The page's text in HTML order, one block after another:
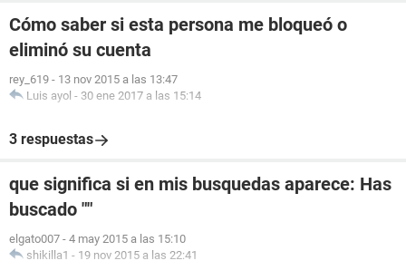
Cómo saber si esta persona me bloqueó o
eliminó su cuenta
rey_619 - 13 nov 2015 a las 13:47
Luis ayol - 30 ene 2017 a las 15:14
3 respuestas
que significa si en mis busquedas aparece: Has
buscado ""
elgato007 - 4 may 2015 a las 15:10
shikilla1 - 19 nov 2015 a las 22:41